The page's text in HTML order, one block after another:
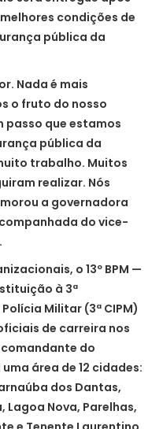
condições de
pública da
Nada é mais
o fruto do nosso
passo que estamos
pública da
trabalho. Muitos
realizar. Nós
a governadora
do vice-
o 13º BPM —
à 3ª
Militar (3ª CIPM)
de carreira nos
do
área de 12 cidades:
dos Dantas,
Lagoa Nova, Parelhas,